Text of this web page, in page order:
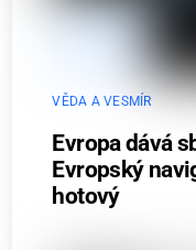
VĚDA A VESMÍR
Evropa dává
Evropský
hotový